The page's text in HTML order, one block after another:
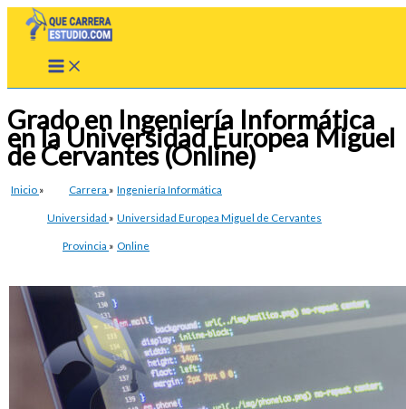
Grado en Ingeniería Informática
en la Universidad Europea Miguel
de Cervantes (Online)
Inicio » Carrera » Ingeniería Informática
Universidad » Universidad Europea Miguel de Cervantes
Provincia » Online